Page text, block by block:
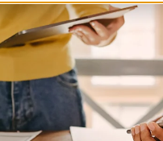
AI services